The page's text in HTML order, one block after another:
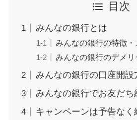
目次
みんなの銀行とは
みんなの銀行の特徴・
みんなの銀行のデメリ
みんなの銀行の口座開設
みんなの銀行でお友だち
キャンペーンは予告なく